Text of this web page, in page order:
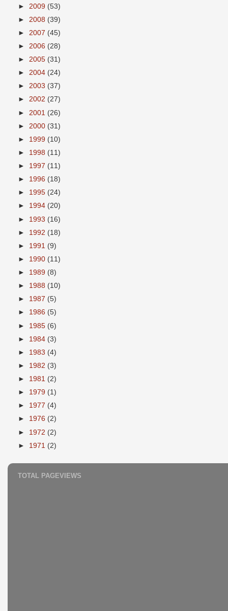
► 2009 (53)
► 2008 (39)
► 2007 (45)
► 2006 (28)
► 2005 (31)
► 2004 (24)
► 2003 (37)
► 2002 (27)
► 2001 (26)
► 2000 (31)
► 1999 (10)
► 1998 (11)
► 1997 (11)
► 1996 (18)
► 1995 (24)
► 1994 (20)
► 1993 (16)
► 1992 (18)
► 1991 (9)
► 1990 (11)
► 1989 (8)
► 1988 (10)
► 1987 (5)
► 1986 (5)
► 1985 (6)
► 1984 (3)
► 1983 (4)
► 1982 (3)
► 1981 (2)
► 1979 (1)
► 1977 (4)
► 1976 (2)
► 1972 (2)
► 1971 (2)
TOTAL PAGEVIEWS